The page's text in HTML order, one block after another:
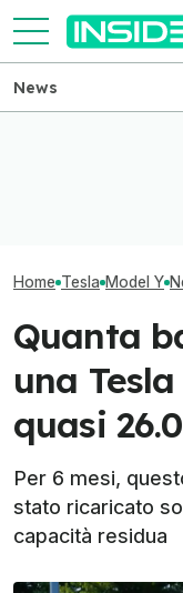
News
Home Tesla Model Y
Quanta
una
quasi
Per 6 mesi,
stato ricaricato
capacità residua